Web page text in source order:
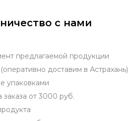
с нами
предлагаемой продукции
доставим в Астрахань)
упаковками
от 3000 руб.